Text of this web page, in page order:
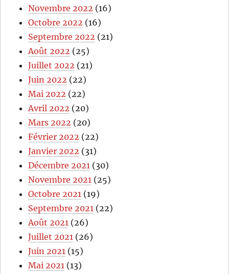
Novembre 2022 (16)
Octobre 2022 (16)
Septembre 2022 (21)
Août 2022 (25)
Juillet 2022 (21)
Juin 2022 (22)
Mai 2022 (22)
Avril 2022 (20)
Mars 2022 (20)
Février 2022 (22)
Janvier 2022 (31)
Décembre 2021 (30)
Novembre 2021 (25)
Octobre 2021 (19)
Septembre 2021 (22)
Août 2021 (26)
Juillet 2021 (26)
Juin 2021 (15)
Mai 2021 (13)